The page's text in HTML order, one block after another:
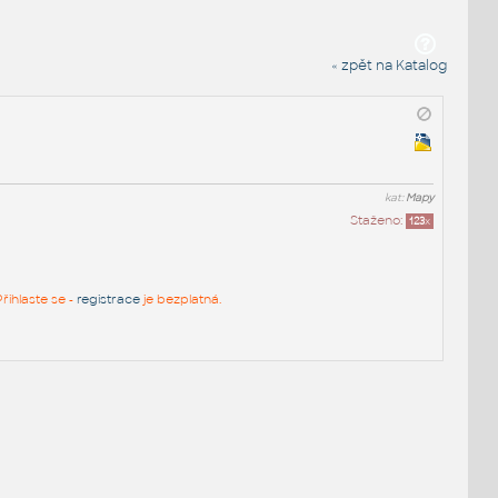
« zpět na Katalog
kat:Mapy
Staženo: 123x
se - registraceje bezplatná.